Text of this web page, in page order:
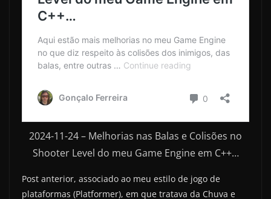
2024-11-24 – Melhorias nas Balas e Colisões no
Shooter Level do meu Game Engine em C++…
Post anterior, associado ao meu estilo de jogo de
plataformas (Platformer), em que tratava da Chuva e